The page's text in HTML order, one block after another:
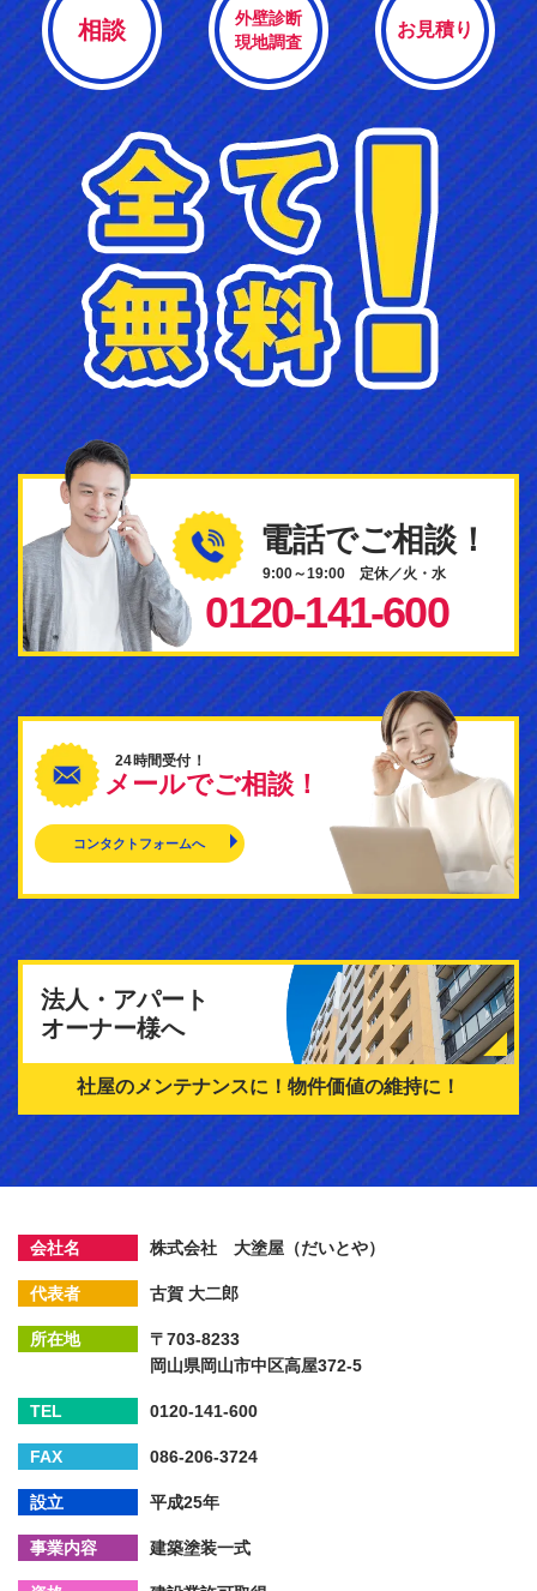
相談
外壁診断
現地調査
お見積り
電話でご相談！
9:00～19:00 定休／火・水
0120-141-600
メールでご相談！
24時間受付！
コンタクトフォームへ
法人・アパート
オーナー様へ
社屋のメンテナンスに！ 物件価値の維持に！
会社名 株式会社 大塗屋（だいとや）
代表者 古賀 大二郎
所在地
〒703-8233
岡山県岡山市中区高屋372-5
TEL 0120-141-600
FAX 086-206-3724
設立 平成25年
事業内容 建築塗装一式